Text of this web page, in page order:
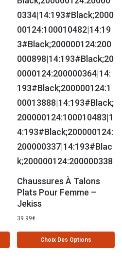
Chaussures À Talons
Plats Pour Femme –
Jekiss
39.99€
Choix Des Options